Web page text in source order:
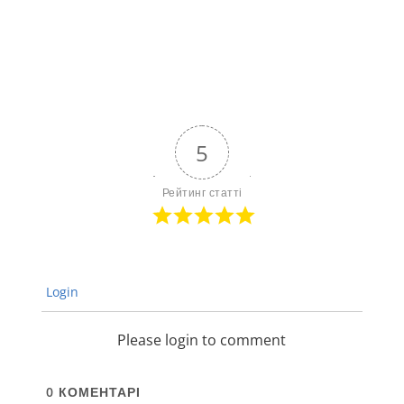
5
Рейтинг статті
Login
Please login to comment
0 КОМЕНТАРІ